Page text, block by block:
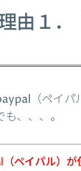
由１
（ペイパ
、、、。
ペイパル）が